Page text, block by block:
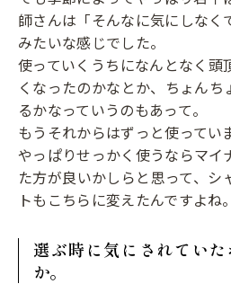
師さんは「そんなに気にしなく
みたいな感じでした。
使っていくうちになんとなく頭
くなったのかなとか、ちょんち
るかなっていうのもあって。
もうそれからはずっと使ってい
やっぱりせっかく使うならマイ
た方が良いかしらと思って、
トもこちらに変えたんですよね。
選ぶ時に気にされてい
か。